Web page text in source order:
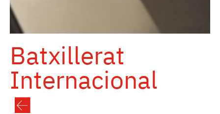
Batxillerat
Internacional